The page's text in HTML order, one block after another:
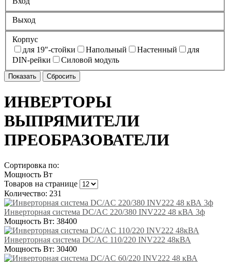
Выход
Корпус
для 19"-стойки
Напольный Настенный
для
DIN-рейки
Силовой модуль
ИНВЕРТОРЫ
ВЫПРЯМИТЕЛИ
ПРЕОБРАЗОВАТЕЛИ
Сортировка по:
Мощность Вт
Товаров на странице
Количество: 231
Инверторная система DC/AC 220/380 INV222 48 кВА 3ф
Мощность Вт: 38400
Инверторная система DC/AC 110/220 INV222 48кВА
Мощность Вт: 30400